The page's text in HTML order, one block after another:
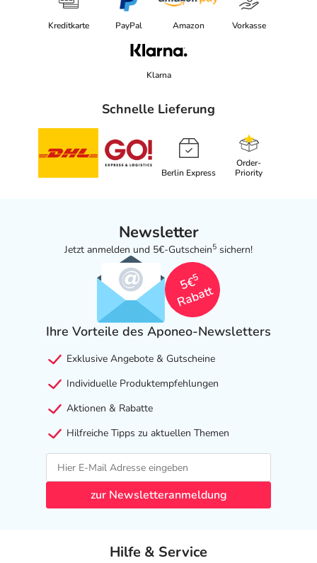
Kreditkarte PayPal Amazon Vorkasse
Klarna
Schnelle Lieferung
Berlin Express
Order-
Priority
Newsletter
Jetzt anmelden und 5€-Gutschein5 sichern!
5€
5
Rabatt
Ihre Vorteile des Aponeo-Newsletters
Exklusive Angebote & Gutscheine
Individuelle Produktempfehlungen
Aktionen & Rabatte
Hilfreiche Tipps zu aktuellen Themen
zur Newsletteranmeldung
Hilfe & Service